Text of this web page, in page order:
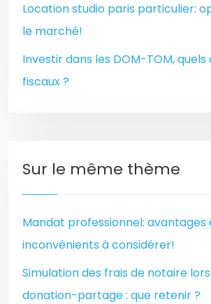
Location studio paris particulier:
le marché!
Investir dans les DOM-TOM,
fiscaux ?
Sur le même thème
Mandat professionnel: avantages
inconvénients à considérer!
Simulation des frais de notaire lors
donation-partage : que retenir ?